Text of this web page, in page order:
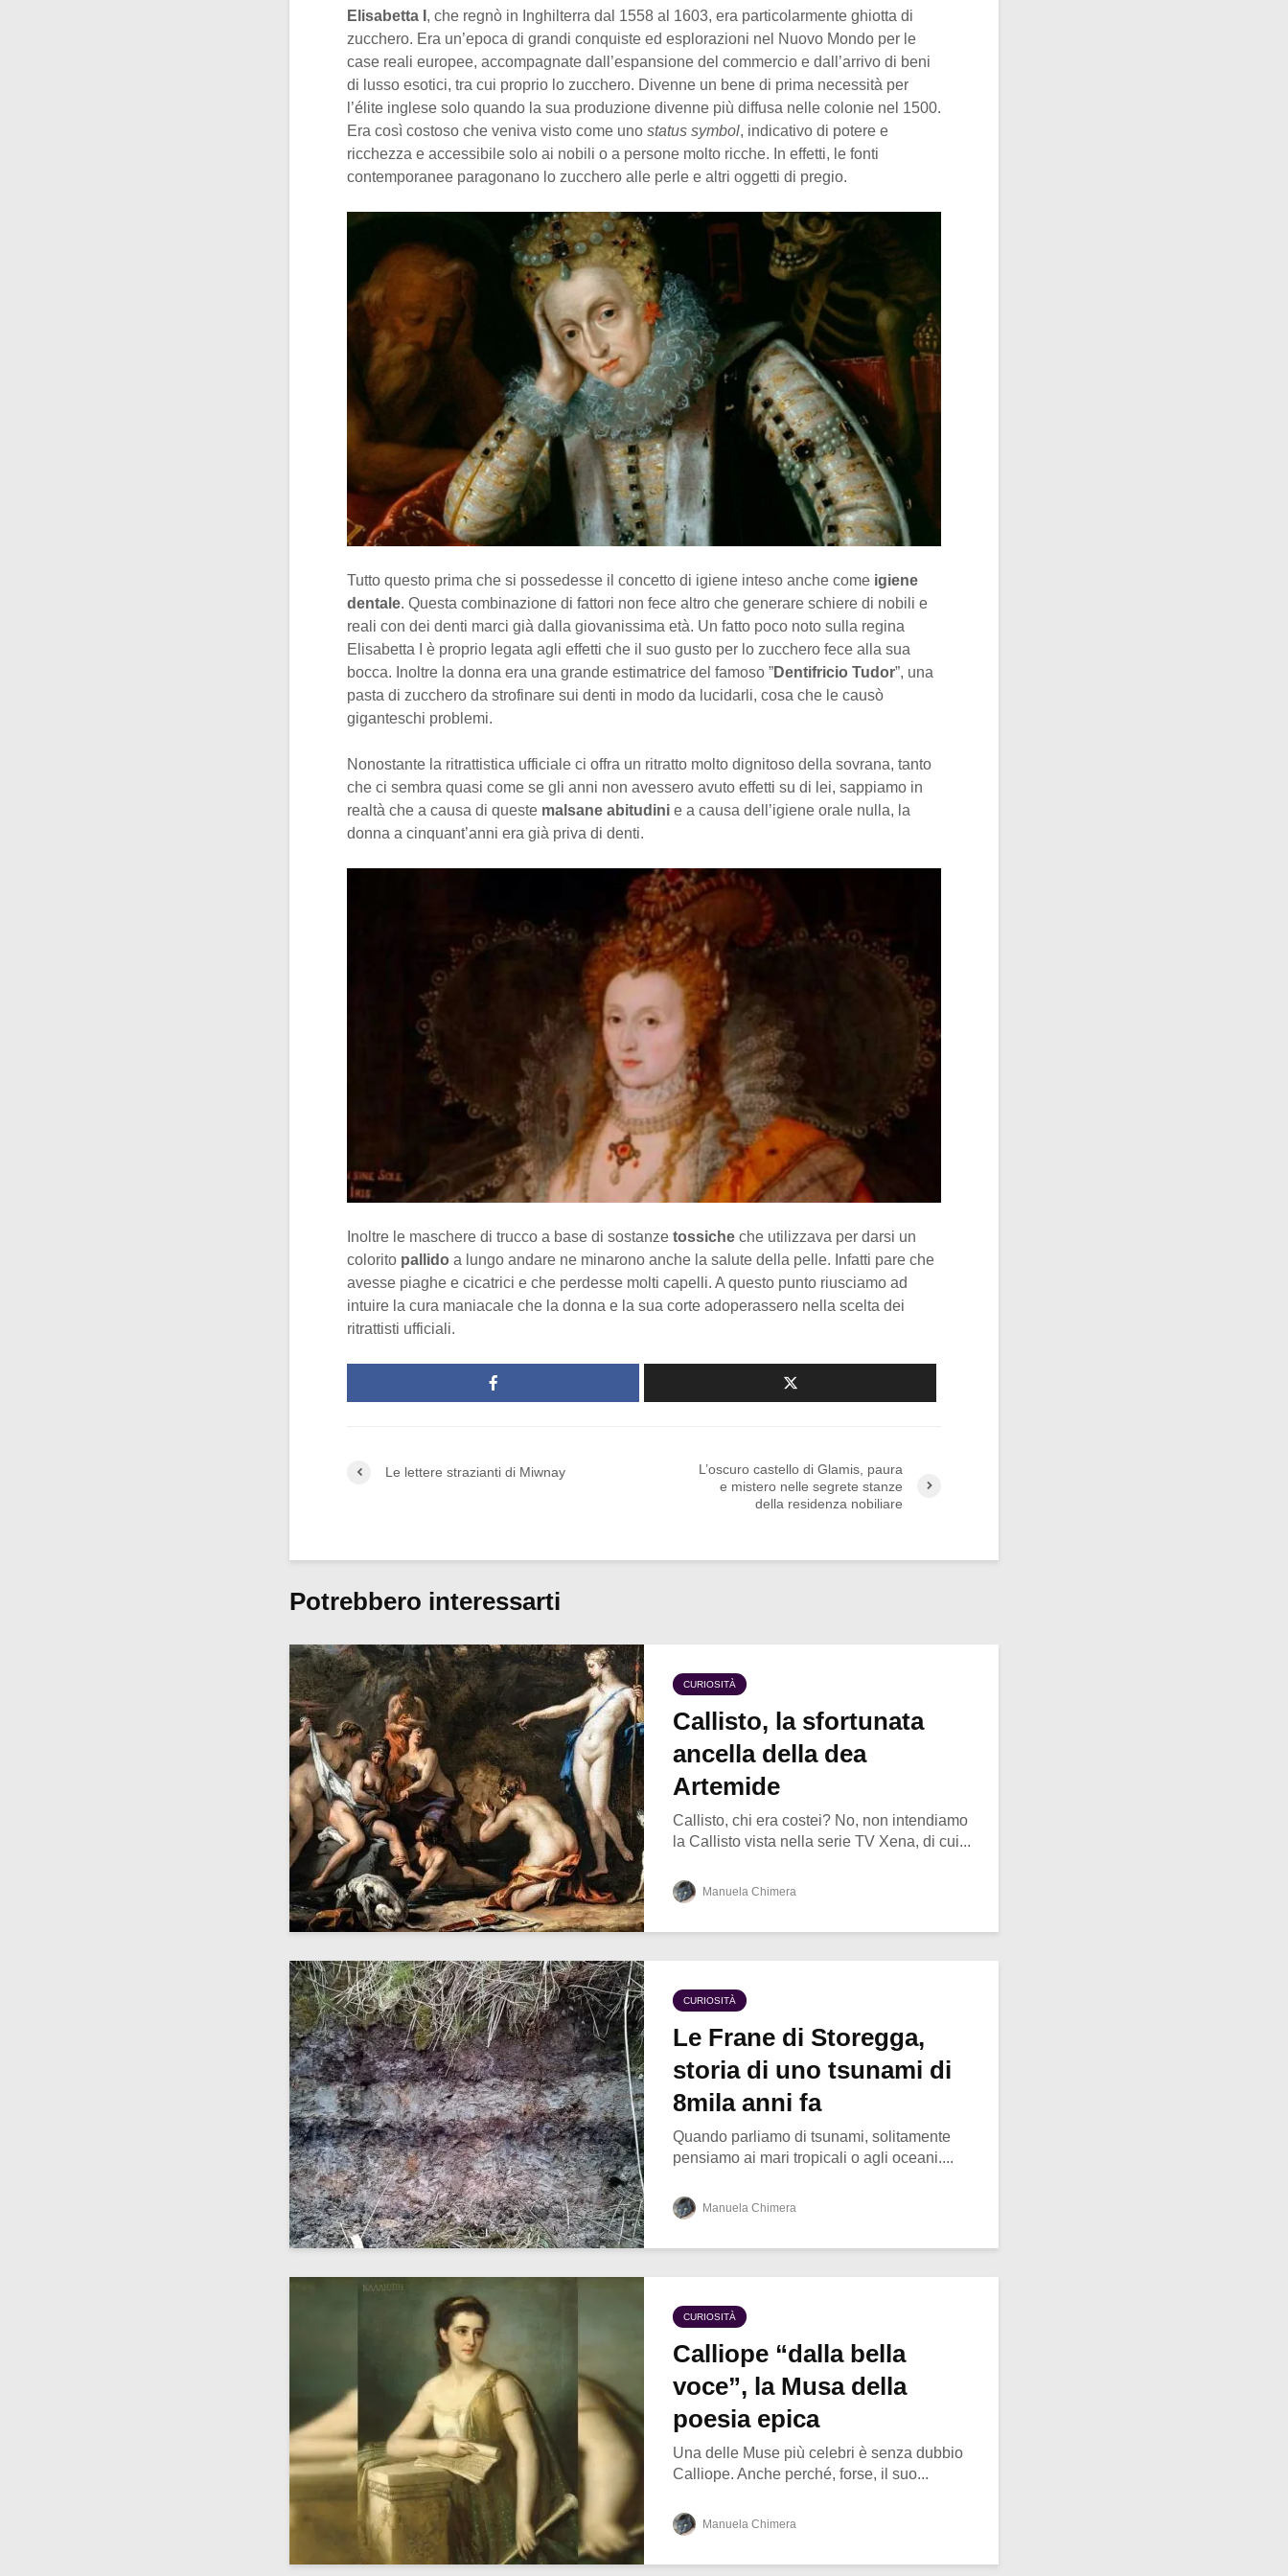
Elisabetta I , che regnò in Inghilterra dal 1558 al 1603, era particolarmente ghiotta di
zucchero. Era un’epoca di grandi conquiste ed esplorazioni nel Nuovo Mondo per le
case reali europee, accompagnate dall’espansione del commercio e dall’arrivo di beni
di lusso esotici, tra cui proprio lo zucchero. Divenne un bene di prima necessità per
l’élite inglese solo quando la sua produzione divenne più diffusa nelle colonie nel 1500.
Era così costoso che veniva visto come uno status symbol, indicativo di potere e
ricchezza e accessibile solo ai nobili o a persone molto ricche. In effetti, le fonti
contemporanee paragonano lo zucchero alle perle e altri oggetti di pregio.
Tutto questo prima che si possedesse il concetto di igiene inteso anche come igiene
dentale. Questa combinazione di fattori non fece altro che generare schiere di nobili e
reali con dei denti marci già dalla giovanissima età. Un fatto poco noto sulla regina
Elisabetta I è proprio legata agli effetti che il suo gusto per lo zucchero fece alla sua
bocca. Inoltre la donna era una grande estimatrice del famoso ”Dentifricio Tudor”, una
pasta di zucchero da strofinare sui denti in modo da lucidarli, cosa che le causò
giganteschi problemi.
Nonostante la ritrattistica ufficiale ci offra un ritratto molto dignitoso della sovrana, tanto
che ci sembra quasi come se gli anni non avessero avuto effetti su di lei, sappiamo in
realtà che a causa di queste malsane abitudini e a causa dell’igiene orale nulla, la
donna a cinquant’anni era già priva di denti.
Inoltre le maschere di trucco a base di sostanze tossiche che utilizzava per darsi un
colorito pallido a lungo andare ne minarono anche la salute della pelle. Infatti pare che
avesse piaghe e cicatrici e che perdesse molti capelli. A questo punto riusciamo ad
intuire la cura maniacale che la donna e la sua corte adoperassero nella scelta dei
ritrattisti ufficiali.
Le lettere strazianti di Miwnay
L’oscuro castello di Glamis, paura
e mistero nelle segrete stanze
della residenza nobiliare
Potrebbero interessarti
CURIOSITÀ
Callisto, la sfortunata
ancella della dea
Artemide
Callisto, chi era costei? No, non intendiamo
la Callisto vista nella serie TV Xena, di cui...
Manuela Chimera
CURIOSITÀ
Le Frane di Storegga,
storia di uno tsunami di
8mila anni fa
Quando parliamo di tsunami, solitamente
pensiamo ai mari tropicali o agli oceani....
Manuela Chimera
CURIOSITÀ
Calliope “dalla bella
voce”, la Musa della
poesia epica
Una delle Muse più celebri è senza dubbio
Calliope. Anche perché, forse, il suo...
Manuela Chimera